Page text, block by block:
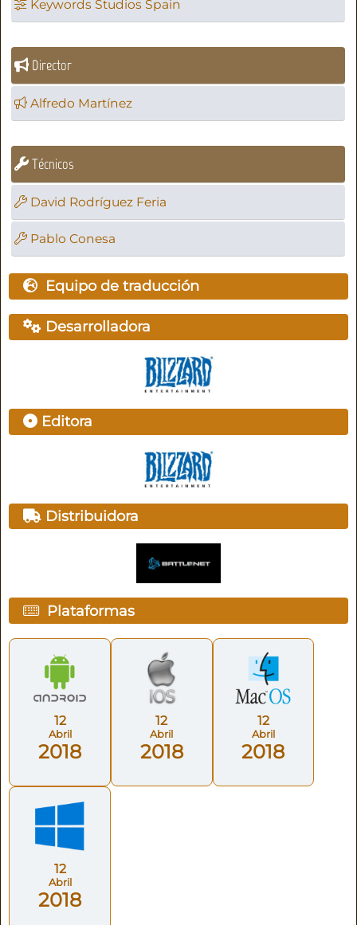
Keywords Studios Spain
Director
Alfredo Martínez
Técnicos
David Rodríguez Feria
Pablo Conesa
Equipo de traducción
Desarrolladora
Editora
Distribuidora
Plataformas
12
Abril
2018
12
Abril
2018
12
Abril
2018
12
Abril
2018